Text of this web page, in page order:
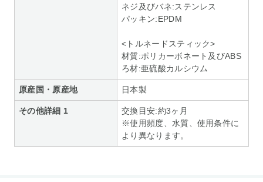
ネジ及びバネ:ステンレス
パッキン:EPDM
<トルネードスティック>
材質:ポリカーボネート及びABS
ろ材:亜硫酸カルシウム
原産国・原産地 日本製
その他詳細 1
交換目安:約3ヶ月
※使用頻度、水質、使用条件に
より異なります。